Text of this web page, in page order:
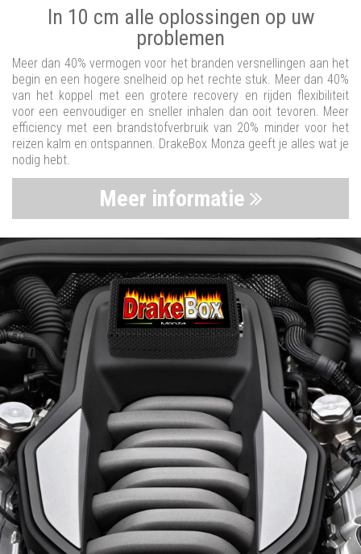
In 10 cm alle oplossingen op uw
problemen
Meer dan 40% vermogen voor het branden versnellingen aan het
begin en een hogere snelheid op het rechte stuk. Meer dan 40%
van het koppel met een grotere recovery en rijden flexibiliteit
voor een eenvoudiger en sneller inhalen dan ooit tevoren. Meer
efficiency met een brandstofverbruik van 20% minder voor het
reizen kalm en ontspannen. DrakeBox Monza geeft je alles wat je
nodig hebt.
Meer informatie